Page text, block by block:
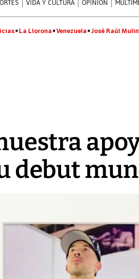
VIDA Y CULTURA OPINIÓN
La Llorona Venezuela José Raúl
debut
Isidro Carbonell,
director de la Lotería:
‘Vamos a ser más
transparentes, tengan